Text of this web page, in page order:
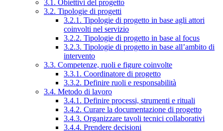
3.1. Obiettivi del progetto
3.2. Tipologie di progetti
3.2.1. Tipologie di progetto in base agli attori
coinvolti nel servizio
3.2.2. Tipologie di progetto in base al focus
3.2.3. Tipologie di progetto in base all’ambito di
intervento
3.3. Competenze, ruoli e figure coinvolte
3.3.1. Coordinatore di progetto
3.3.2. Definire ruoli e responsabilità
3.4. Metodo di lavoro
3.4.1. Definire processi, strumenti e rituali
3.4.2. Curare la documentazione di progetto
3.4.3. Organizzare tavoli tecnici collaborativi
3.4.4. Prendere decisioni